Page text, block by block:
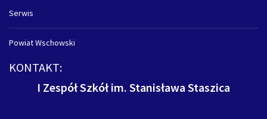
Serwis
Powiat Wschowski
KONTAKT:
I Zespół Szkół im. Stanisława Staszica